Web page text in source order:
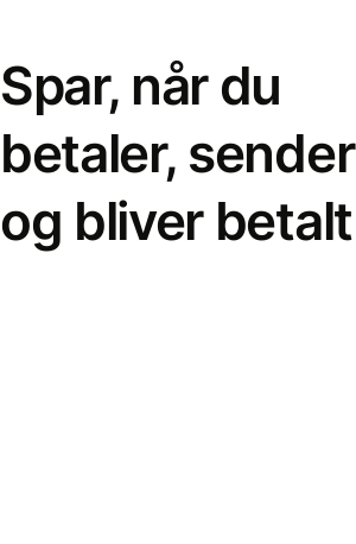
Spar, når du
betaler, sender
og bliver betalt